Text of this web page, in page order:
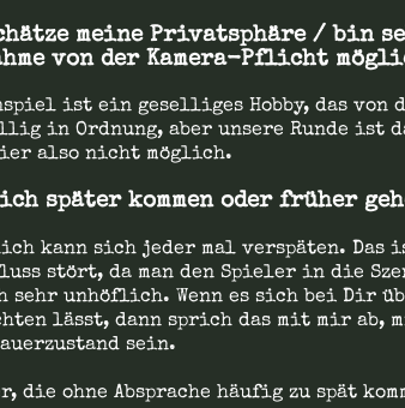
meine Privatsphäre / bin
von der Kamera-Pflicht
ist ein geselliges Hobby, das
in Ordnung, aber unsere Runde ist
also nicht möglich.
später kommen oder früher
kann sich jeder mal verspäten. Das
stört, da man den Spieler in die
sehr unhöflich. Wenn es sich bei Dir
lässt, dann sprich das mit mir ab,
sein.
die ohne Absprache häufig zu spät